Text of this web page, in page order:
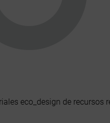
eco_design de recursos